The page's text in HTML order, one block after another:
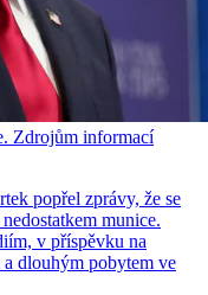
Zdrojům informací
popřel zprávy, že se
munice.
v příspěvku na
dlouhým pobytem ve